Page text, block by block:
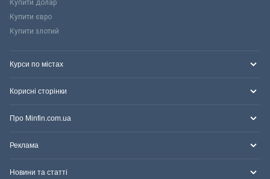
Купити долар
Купити євро
Купити злотий
Курси по містах
Корисні сторінки
Про Minfin.com.ua
Реклама
Новини та статті